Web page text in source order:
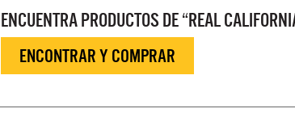
ENCUENTRA PRODUCTOS DE “REAL
ENCONTRAR Y COMPRAR